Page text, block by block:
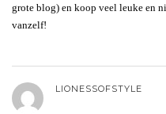
grote blog) en koop veel leuke en
vanzelf!
LIONESSOFSTYLE